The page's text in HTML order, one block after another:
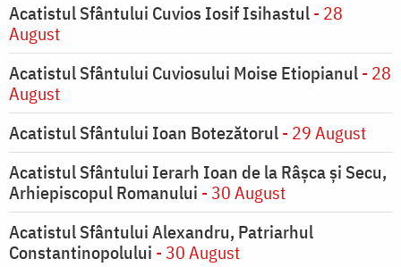
Acatistul Sfântului Cuvios Iosif Isihastul- 28
August
Acatistul Sfântului Cuviosului Moise Etiopianul- 28
August
Acatistul Sfântului Ioan Botezătorul- 29 August
Acatistul Sfântului Ierarh Ioan de la Râşca şi Secu,
Arhiepiscopul Romanului - 30 August
Acatistul Sfântului Alexandru, Patriarhul
Constantinopolului - 30 August